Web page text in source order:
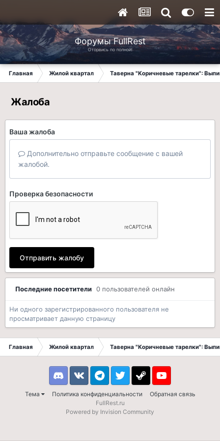
Форумы FullRest
Оторвись по полной!
Главная Жилой квартал Таверна "Коричневые тарелки":
Жалоба
Ваша жалоба
Дополнительно отправьте сообщение с вашей
жалобой.
Проверка безопасности
Отправить жалобу
Последние посетители 0 пользователей онлайн
Ни одного зарегистрированного пользователя не
просматривает данную страницу
Главная Жилой квартал Таверна "Коричневые тарелки":
Тема Политика конфиденциальности Обратная связь
DiscordVK TelegramTwitter Steam Youtube
FullRest.ru
Powered by Invision Community